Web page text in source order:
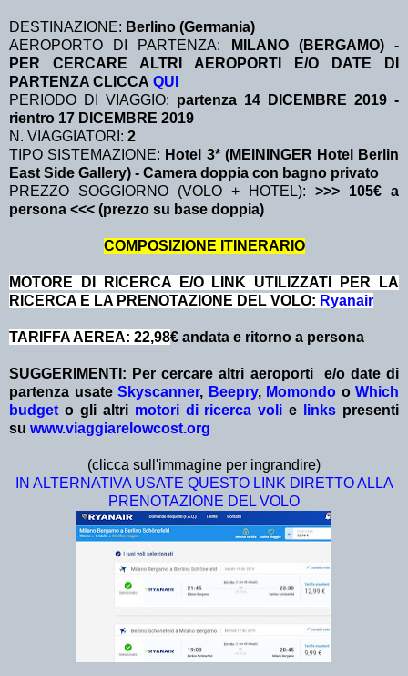
DESTINAZIONE: Berlino (Germania)
AEROPORTO DI PARTENZA:
MILANO (BERGAMO) -
PER CERCARE ALTRI AEROPORTI E/O DATE DI
PARTENZA CLICCA QUI
PERIODO DI VIAGGIO: partenza 14 DICEMBRE 2019 -
rientro 17 DICEMBRE 2019
N. VIAGGIATORI: 2
TIPO SISTEMAZIONE: Hotel 3* (MEININGER Hotel Berlin
East Side Gallery) - Camera doppia con bagno privato
PREZZO SOGGIORNO (VOLO + HOTEL): >>> 105€ a
persona <<< (prezzo su base doppia)
COMPOSIZIONE ITINERARIO
MOTORE DI RICERCA E/O LINK UTILIZZATI PER LA
RICERCA E LA PRENOTAZIONE DEL VOLO: Ryanair
TARIFFA AEREA: 22,98€ andata e ritorno a persona
SUGGERIMENTI: Per cercare altri aeroporti e/o date di
partenza usate Skyscanner, Beepry, Momondo o Which
budget o gli altri motori di ricerca voli e links presenti
su www.viaggiarelowcost.org
(clicca sull'immagine per ingrandire)
IN ALTERNATIVA USATE QUESTO LINK DIRETTO ALLA
PRENOTAZIONE DEL VOLO